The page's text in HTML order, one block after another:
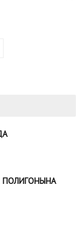
ПОЛИГОНЫНА